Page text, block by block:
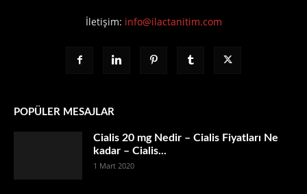
İletişim: info@ilactanitim.com
POPÜLER MESAJLAR
Cialis 20 mg Nedir – Cialis Fiyatları Ne
kadar – Cialis...
1 Mart 2020